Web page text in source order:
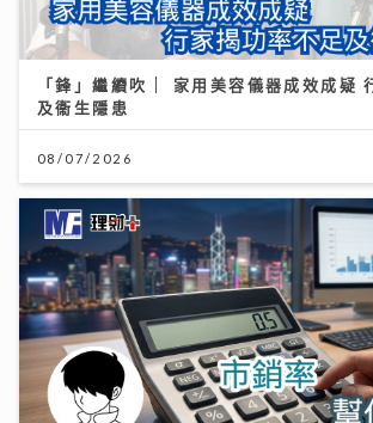
「鋒」繼續吹 | 家用美容儀器成效成疑
及衞生隱患
08/07/2026